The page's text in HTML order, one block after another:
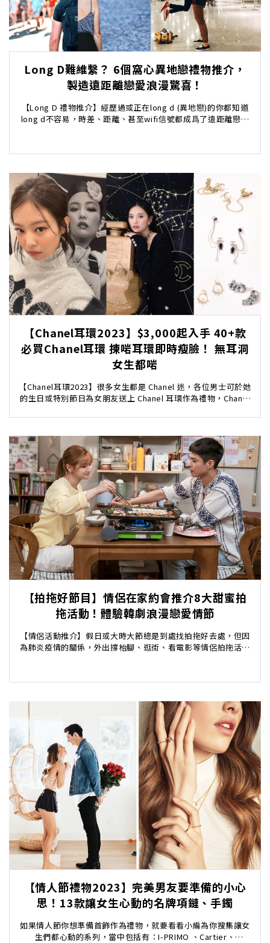
Long D難維繫？ 6個窩心異地戀禮物推介，
製造遠距離戀愛浪漫驚喜！
【Long D 禮物推介】經歷過或正在long d (異地戀)的你都知道
long d不容易，時差、距離、甚至wifi信號都成爲了遠距離戀愛
【Chanel耳環2023】$3,000起入手 40+款
必買Chanel耳環 揀啱耳環即時瘦臉！ 無耳洞
女生都啱
【Chanel耳環2023】很多女生都是 Chanel 迷，各位男士可於她
的生日或特別節日為女朋友送上 Chanel 耳環作為禮物，Chanel
【拍拖好節目】情侶在家約會推介8大甜蜜拍
拖活動！體驗韓劇浪漫戀愛情節
【情侶活動推介】假日或大時大節總是到處找拍拖好去處，但因
為肺炎疫情的關係，外出撐枱腳、逛街、看電影等情侶拍拖活動
【情人節禮物2023】完美男友要準備的小心
思！13款讓女生心動的名牌項鏈、手鐲
如果情人節你想準備首飾作為禮物，就要看看小編為你搜集讓女
生們都心動的系列，當中包括有：I-PRIMO 、Cartier、